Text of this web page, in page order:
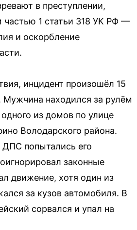
в преступлении,
частью 1 статьи 318 УК РФ —
и оскорбление
инцидент произошёл 15
Мужчина находился за рулём
из домов по улице
Володарского района.
ДПС попытались его
законные
движение, хотя один из
за кузов автомобиля. В
сорвался и упал на